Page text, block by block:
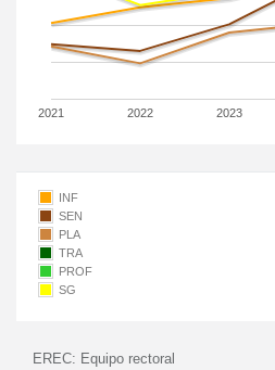
2021 2022 2023
INF
SEN
PLA
TRA
PROF
SG
EREC: Equipo rectoral